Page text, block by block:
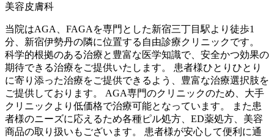
美容皮膚科
当院はAGA、FAGAを専門とした新宿三丁目駅より徒歩1
分、新宿伊勢丹の隣に位置する自由診療クリニックです。
科学的根拠のある治療と豊富な医学知識で、安全かつ効果の
期待できる治療をご提供いたします。 患者様ひとりひとり
に寄り添った治療をご提供できるよう、豊富な治療選択肢を
ご提供しております。 AGA専⾨のクリニックのため、⼤⼿
クリニックより低価格で治療可能となっています。 また患
者様のニーズに応えるため各種ピル処方、ED薬処方、美容
商品の取り扱いもございます。 患者様が安心して便利に通